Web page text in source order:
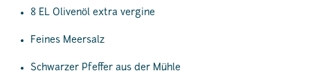
8 EL Olivenöl extra vergine
Feines Meersalz
Schwarzer Pfeffer aus der Mühle